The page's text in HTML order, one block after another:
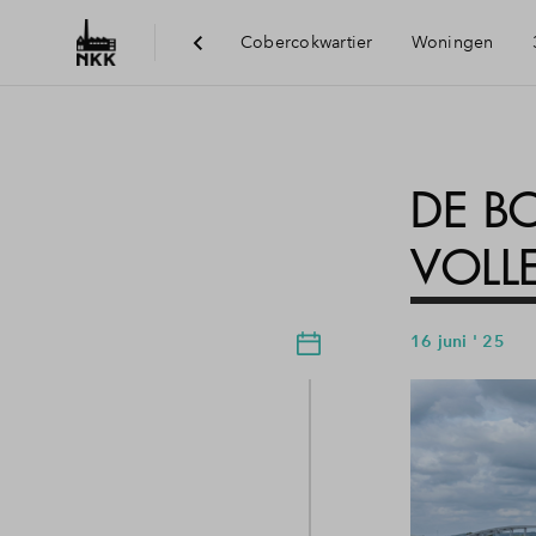
Cobercokwartier Woningen
DE
16 juni ' 25